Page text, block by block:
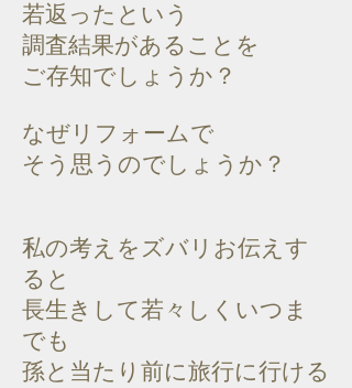
若返ったという
調査結果があることを
ご存知でしょうか？
なぜリフォームで
そう思うのでしょうか？
私の考えをズバリお伝えす
ると
長生きして若々しくいつま
でも
孫と当たり前に旅行に行ける